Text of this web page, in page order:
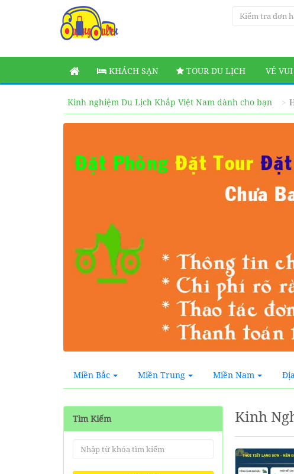
KHÁCH SẠN TOUR DU LỊCH VÉ
Kinh nghiệm Du Lịch Khắp Việt Nam dành cho bạn
Miền Bắc Miền Trung Miền Nam
Tìm Kiếm Kinh